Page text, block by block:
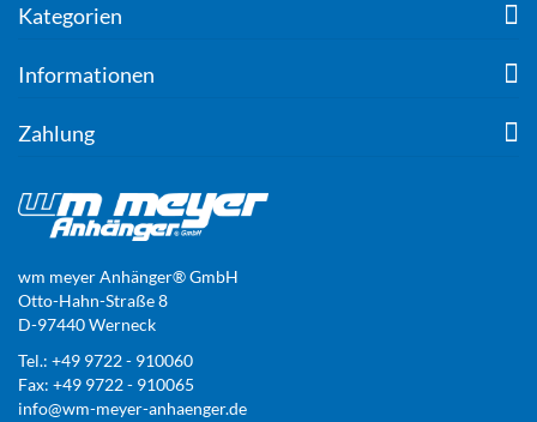
Kategorien
Informationen
Zahlung
wm meyer Anhänger® GmbH
Otto-Hahn-Straße 8
D-97440 Werneck
Tel.: +49 9722 - 910060
Fax: +49 9722 - 910065
info@wm-meyer-anhaenger.de